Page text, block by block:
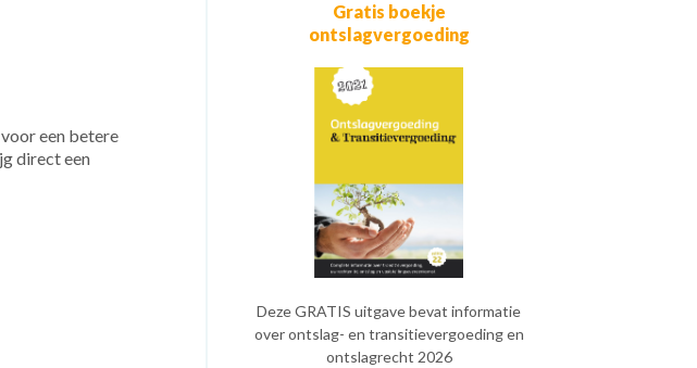
een betere
direct een
Gratis boekje
ontslagvergoeding
Deze GRATIS uitgave bevat informatie
over ontslag- en transitievergoeding en
ontslagrecht 2026